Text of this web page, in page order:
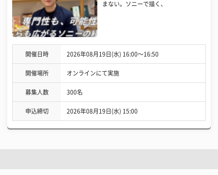
まない。ソニーで描く、
開催日時 2026年08月19日(水) 16:00〜16:50
開催場所 オンラインにて実施
募集人数 300名
申込締切 2026年08月19日(水) 15:00